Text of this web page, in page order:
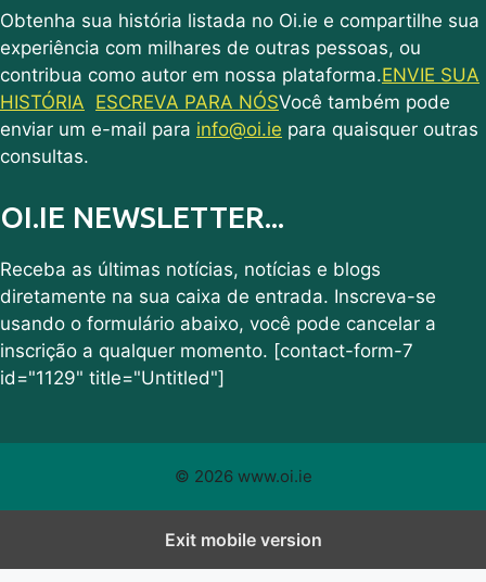
Obtenha sua história listada no Oi.ie e compartilhe sua
experiência com milhares de outras pessoas, ou
contribua como autor em nossa plataforma.ENVIE SUA
HISTÓRIA ESCREVA PARA NÓSVocê também pode
enviar um e-mail para info@oi.ie para quaisquer outras
consultas.
OI.IE NEWSLETTER...
Receba as últimas notícias, notícias e blogs
diretamente na sua caixa de entrada. Inscreva-se
usando o formulário abaixo, você pode cancelar a
inscrição a qualquer momento. [contact-form-7
id="1129" title="Untitled"]
© 2026 www.oi.ie
Exit mobile version